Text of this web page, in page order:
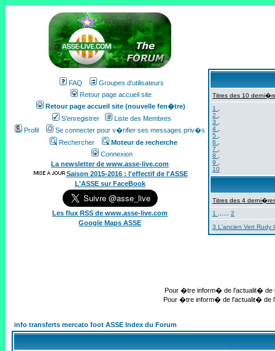
FAQ
Groupes d'utilisateurs
Retour page accueil site
Retour page accueil site (nouvelle fen�tre)
S'enregistrer
Liste des Membres
Profil
Se connecter pour v�rifier ses messages priv�s
Rechercher
Moteur de recherche
Connexion
La newsletter de www.asse-live.com
Saison 2015-2016 : l'effectif de l'ASSE
L'ASSE sur FaceBook
Les flux RSS de www.asse-live.com
Google Maps ASSE
Titres des 10
1
2
3
4
5
6
7
8
9
10
Titres des 4
1
2
3 L'ancien Vert
Pour �tre inform� de l'actualit� de
Pour �tre inform� de l'actualit� de
info transferts mercato foot ASSE Index du Forum